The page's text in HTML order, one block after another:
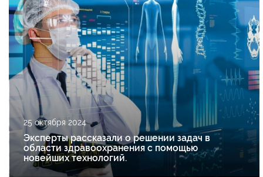
25 октября 2024
Эксперты рассказали о решении задач в
области здравоохранения с помощью
новейших технологий.